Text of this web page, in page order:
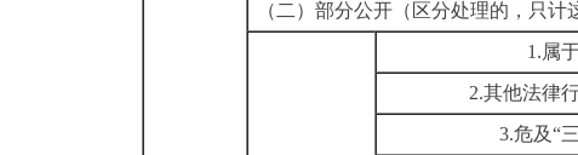
（二）部分公开（区分处理的，只计
1.属
2.其他法律
3.危及“